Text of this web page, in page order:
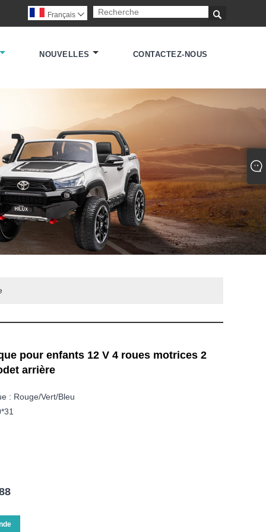

Français 
NOUVELLES CONTACTEZ-NOUS
pour enfants 12 V 4 roues motrices 2
arrière
: Rouge/vert/bleu